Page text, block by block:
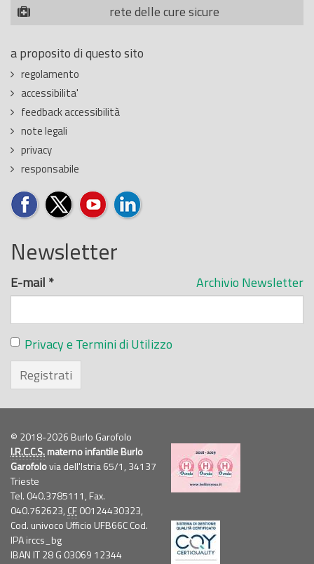
rete delle cure sicure
a proposito di questo sito
regolamento
accessibilita'
feedback accessibilità
note legali
privacy
responsabile
Newsletter
Archivio Newsletter
E-mail *
Privacy e Termini di Utilizzo
Registrati
© 2018-2026 Burlo Garofolo
I.R.C.C.S.materno infantile Burlo
Garofolovia dell'Istria 65/1, 34137
Trieste
Tel. 040.3785111, Fax.
040.762623, CF00124430323,
Cod. univoco Ufficio UFB66C Cod.
IPA irccs_bg
IBAN IT 28 G 03069 12344